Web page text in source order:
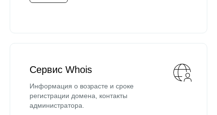
Сервис Whois
Информация о возрасте и сроке
регистрации домена, контакты
администратора.